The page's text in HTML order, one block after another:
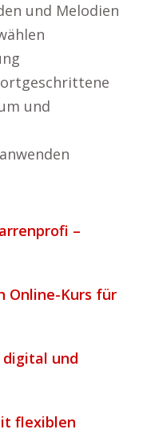
und Melodien
und
–
Online-Kurs für
digital und
flexiblen